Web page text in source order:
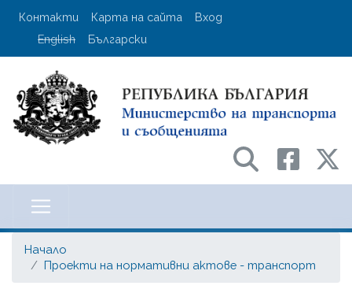
Премини
User account menu
Контакти Карта на сайта
Вход
English
Български
на транспорта
Начало
Проекти на нормативни актове - транспорт